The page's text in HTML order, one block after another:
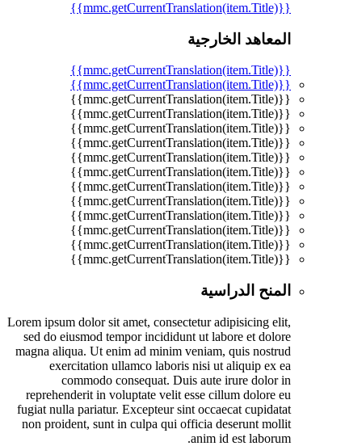
{{mmc.getCurrentTranslation(item.Title)}}
المعاهد الخارجية
{{mmc.getCurrentTranslation(item.Title)}}
{{mmc.getCurrentTranslation(item.Title)}}
{{mmc.getCurrentTranslation(item.Title)}}
{{mmc.getCurrentTranslation(item.Title)}}
{{mmc.getCurrentTranslation(item.Title)}}
{{mmc.getCurrentTranslation(item.Title)}}
{{mmc.getCurrentTranslation(item.Title)}}
{{mmc.getCurrentTranslation(item.Title)}}
{{mmc.getCurrentTranslation(item.Title)}}
{{mmc.getCurrentTranslation(item.Title)}}
{{mmc.getCurrentTranslation(item.Title)}}
{{mmc.getCurrentTranslation(item.Title)}}
{{mmc.getCurrentTranslation(item.Title)}}
{{mmc.getCurrentTranslation(item.Title)}}
المنح الدراسية
Lorem ipsum dolor sit amet, consectetur adipisicing elit,
sed do eiusmod tempor incididunt ut labore et dolore
magna aliqua. Ut enim ad minim veniam, quis nostrud
exercitation ullamco laboris nisi ut aliquip ex ea
commodo consequat. Duis aute irure dolor in
reprehenderit in voluptate velit esse cillum dolore eu
fugiat nulla pariatur. Excepteur sint occaecat cupidatat
non proident, sunt in culpa qui officia deserunt mollit
anim id est laborum.